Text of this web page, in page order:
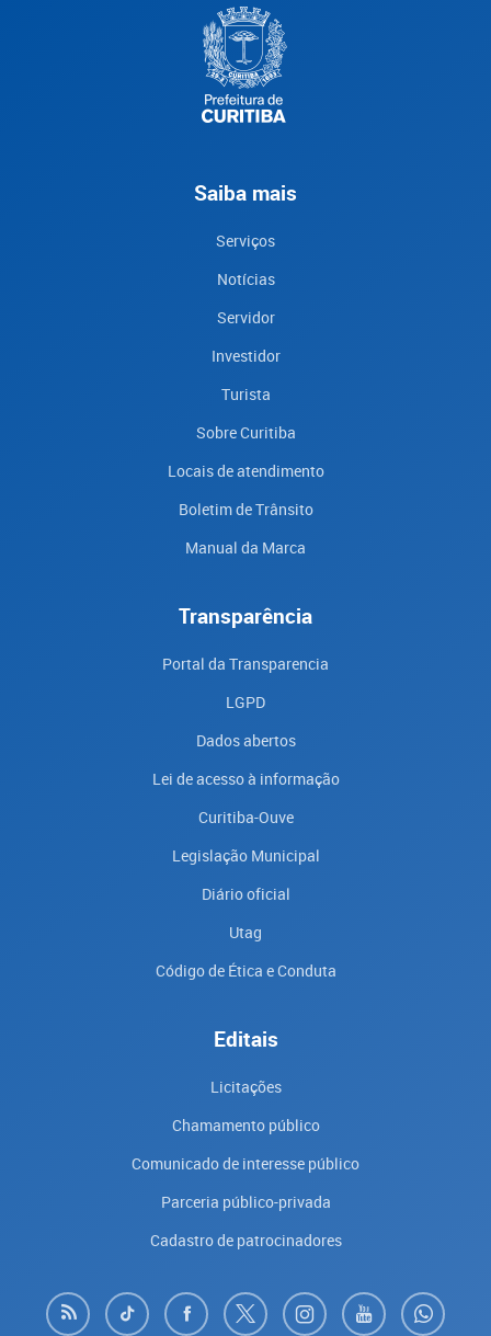
Saiba mais
Serviços
Notícias
Servidor
Investidor
Turista
Sobre Curitiba
Locais de atendimento
Boletim de Trânsito
Manual da Marca
Transparência
Portal da Transparencia
LGPD
Dados abertos
Lei de acesso à informação
Curitiba-Ouve
Legislação Municipal
Diário oficial
Utag
Código de Ética e Conduta
Editais
Licitações
Chamamento público
Comunicado de interesse público
Parceria público-privada
Cadastro de patrocinadores